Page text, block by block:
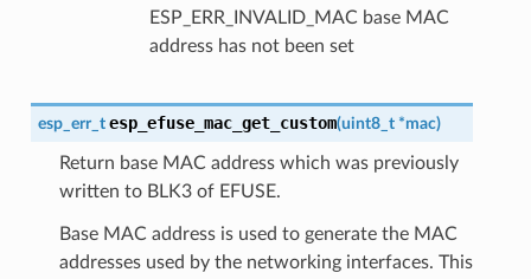
ESP_ERR_INVALID_MAC base MAC
address has not been set
esp_err_t esp_efuse_mac_get_custom(uint8_t *mac)
Return base MAC address which was previously
written to BLK3 of EFUSE.
Base MAC address is used to generate the MAC
addresses used by the networking interfaces. This